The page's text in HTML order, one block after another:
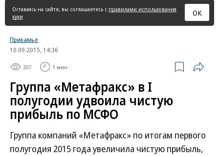
страница
Оставаясь на сайте, вы соглашаетесь с правилами использования
куки
ОК
Прикамье
10.09.2015, 14:36
207 1 мин.
Группа «Метафракс» в I
полугодии удвоила чистую
прибыль по МСФО
Группа компаний «Метафракс» по итогам первого
полугодия 2015 года увеличила чистую прибыль,